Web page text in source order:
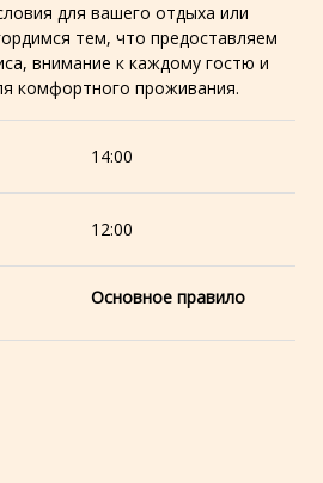
для вашего отдыха или
тем, что предоставляем
внимание к каждому гостю и
комфортного проживания.
14:00
12:00
Основное правило